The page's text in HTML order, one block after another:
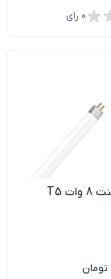
0 رای
لامپ فلورسنت 8 وات T5
تومان